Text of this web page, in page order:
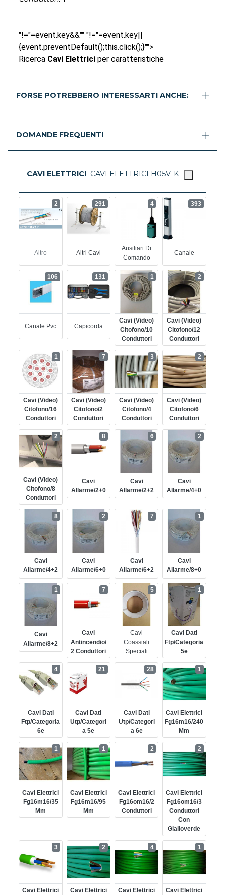
"!="=event.key&&"" "!="=event.key||
{event.preventDefault();this.click();}"">
Ricerca Cavi Elettriciper caratteristiche
FORSE POTREBBERO INTERESSARTI ANCHE:
DOMANDE FREQUENTI
CAVI ELETTRICI CAVI ELETTRICI H05V-K
Altro
2
Altri Cavi
291
Ausiliari Di
Comando
4
Canale
393
Canale Pvc
106
Capicorda
131
Cavi (video)
Citofono/10
Conduttori
1
Cavi (video)
Citofono/12
Conduttori
2
Cavi (video)
Citofono/16
Conduttori
1
Cavi (video)
Citofono/2
Conduttori
7
Cavi (video)
Citofono/4
Conduttori
3
Cavi (video)
Citofono/6
Conduttori
2
Cavi (video)
Citofono/8
Conduttori
2
Cavi
Allarme/2+0
8
Cavi
Allarme/2+2
6
Cavi
Allarme/4+0
2
Cavi
Allarme/4+2
8
Cavi
Allarme/6+0
2
Cavi
Allarme/6+2
7
Cavi
Allarme/8+0
1
Cavi
Allarme/8+2
1
Cavi
Antincendio/
2 Conduttori
7
Cavi
Coassiali
Speciali
5
Cavi Dati
Ftp/categoria
5e
1
Cavi Dati
Ftp/categoria
6e
4
Cavi Dati
Utp/categori
A 5e
21
Cavi Dati
Utp/categori
A 6e
28
Cavi Elettrici
Fg16m16/240
Mm
1
Cavi Elettrici
Fg16m16/35
Mm
1
Cavi Elettrici
Fg16m16/95
Mm
1
Cavi Elettrici
Fg16om16/2
Conduttori
2
Cavi Elettrici
Fg16om16/3
Conduttori
Con
Gialloverde
2
Cavi Elettrici
3
Cavi Elettrici
2
Cavi Elettrici
4
Cavi Elettrici
1